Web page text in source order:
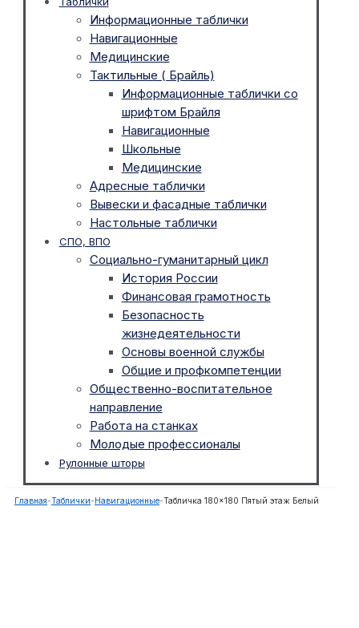
Информационные таблички
Навигационные
Медицинские
Тактильные ( Брайль)
Информационные таблички со
шрифтом Брайля
Навигационные
Школьные
Медицинские
Адресные таблички
Вывески и фасадные таблички
Настольные таблички
СПО, ВПО
Социально-гуманитарный цикл
История России
Финансовая грамотность
Безопасность
жизнедеятельности
Основы военной службы
Общие и профкомпетенции
Общественно-воспитательное
направление
Работа на станках
Молодые профессионалы
Рулонные шторы
Главная-Таблички- Навигационные-Табличка 180×180 Пятый этаж Белый